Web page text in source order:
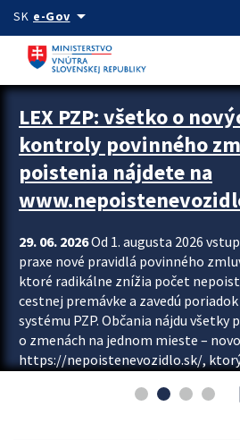
Preskocit na hlavný obsah
SK e-Govarrow_drop_down
Zastavit automatický posun upútavok
LEX PZP: všetko o
kontroly povinného
poistenia nájdete na
29. 06. 2026Od 1. augusta 2026
praxe nové pravidlá povinného
ktoré radikálne znížia počet
cestnej premávke a zavedú
systému PZP. Občania nájdu
o zmenách na jednom mieste –
https://nepoistenevozidlo.sk/,
asociácie poisťovní (SLASPO) a